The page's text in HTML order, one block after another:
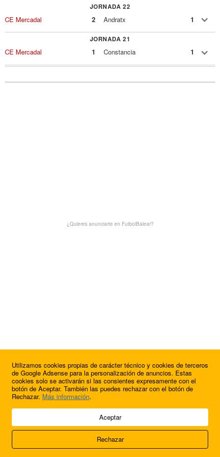
JORNADA 22
CE Mercadal 2 Andratx 1
JORNADA 21
CE Mercadal 1 Constancia 1
¿Quieres anunciarte en FutbolBalear?
¿Quieres anunciarte en FutbolBalear?
© 2009 - 2026 Soluciones Corporativas IP, SL.
Acerca de nosotros
FútbolBalear
Utilizamos cookies propias de carácter técnico y cookies de terceros
de Google Adsense para la personalización de anuncios. Estas
cookies solo se activarán si las consientes expresamente con el
botón de Aceptar. También las puedes rechazar con el botón de
Rechazar. Más información.
Aceptar
Rechazar